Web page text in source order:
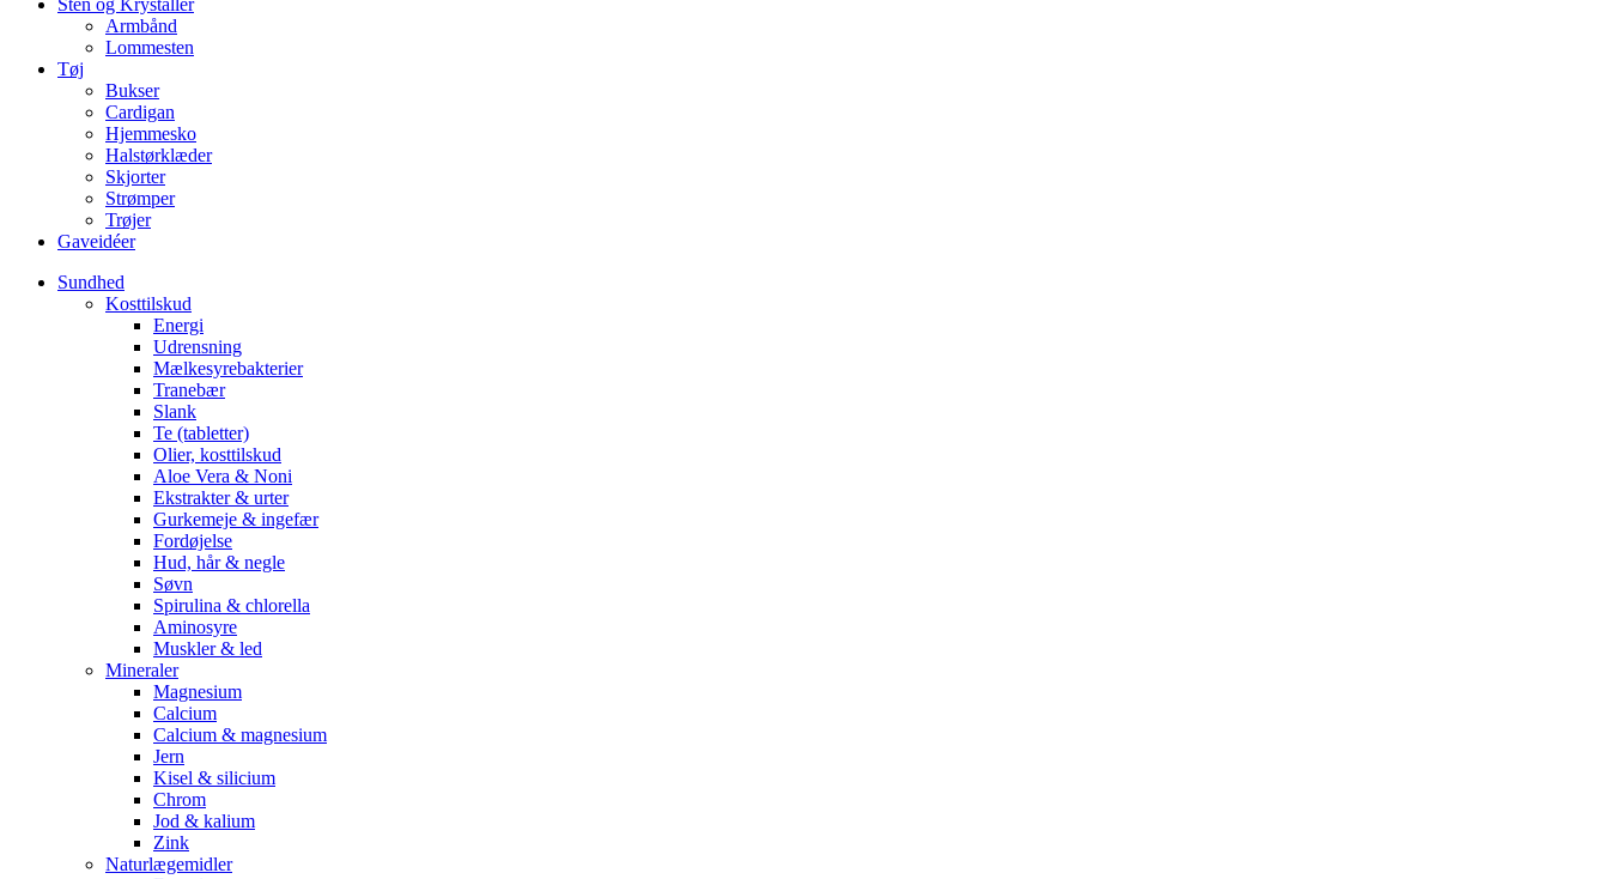
Sten og Krystaller
Armbånd
Lommesten
Tøj
Bukser
Cardigan
Hjemmesko
Halstørklæder
Skjorter
Strømper
Trøjer
Gaveidéer
Sundhed
Kosttilskud
Energi
Udrensning
Mælkesyrebakterier
Tranebær
Slank
Te (tabletter)
Olier, kosttilskud
Aloe Vera & Noni
Ekstrakter & urter
Gurkemeje & ingefær
Fordøjelse
Hud, hår & negle
Søvn
Spirulina & chlorella
Aminosyre
Muskler & led
Mineraler
Magnesium
Calcium
Calcium & magnesium
Jern
Kisel & silicium
Chrom
Jod & kalium
Zink
Naturlægemidler